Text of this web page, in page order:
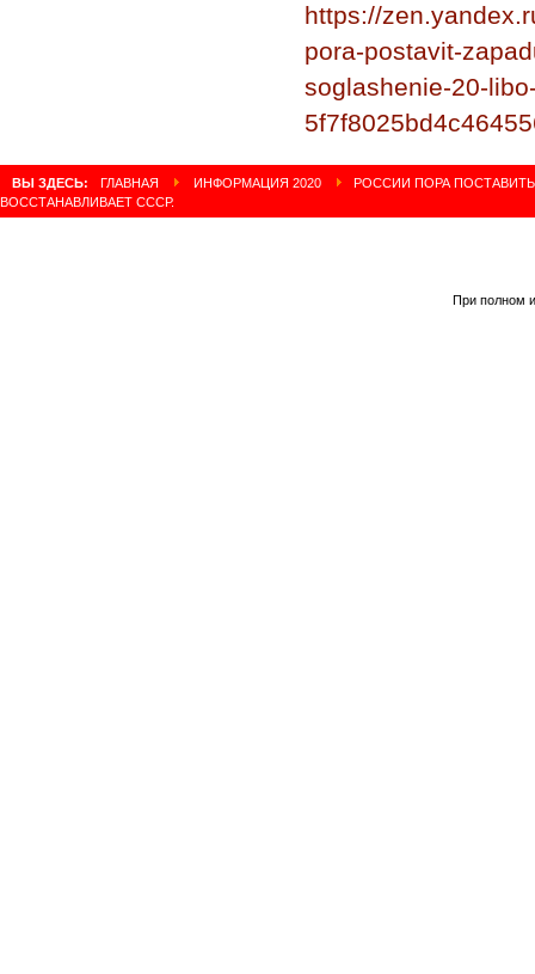
https://
pora-postavit-
soglashenie-20-
ВЫ ЗДЕСЬ: ГЛАВНАЯ ИНФОРМАЦИЯ 2020
РОССИИ ПОРА
ВОССТАНАВЛИВАЕТ СССР.
При полном